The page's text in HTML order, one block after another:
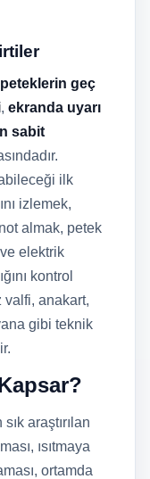
peteklerin geç
, ekranda uyarı
sabit
ilk
izlemek,
almak, petek
elektrik
kontrol
valfi, anakart,
gibi teknik
araştırılan
ısıtmaya
ortamda